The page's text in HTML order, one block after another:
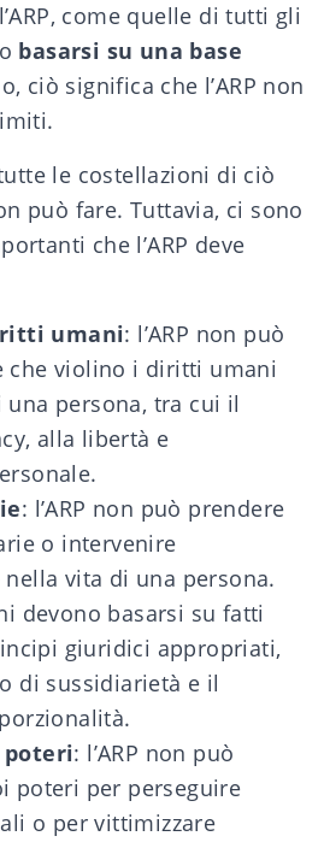
come quelle di tutti gli
basarsi su una base
ciò significa che l’ARP non
le costellazioni di ciò
può fare. Tuttavia, ci sono
che l’ARP deve
umani: l’ARP non può
che violino i diritti umani
persona, tra cui il
alla libertà e
: l’ARP non può prendere
o intervenire
vita di una persona.
devono basarsi su fatti
giuridici appropriati,
di sussidiarietà e il
poteri: l’ARP non può
poteri per perseguire
o per vittimizzare